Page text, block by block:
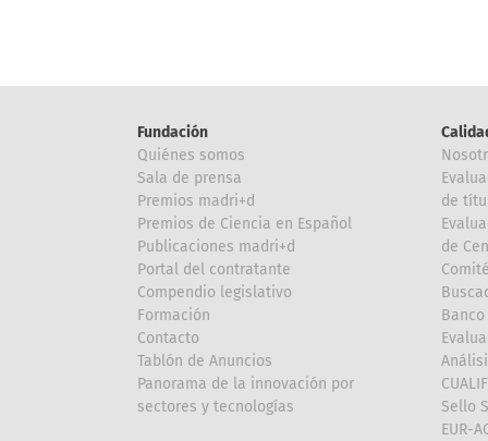
Fundación
Quiénes somos
Sala de prensa
Premios madri+d
Premios de Ciencia en Español
Publicaciones madri+d
Portal del contratante
Compendio legislativo
Formación
Contacto
Tablón de Anuncios
Panorama de la innovación por
sectores y tecnologías
de
de
Sello
EUR-